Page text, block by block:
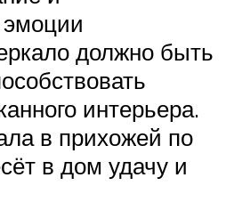
должно быть
интерьера.
в прихожей по
в дом удачу и